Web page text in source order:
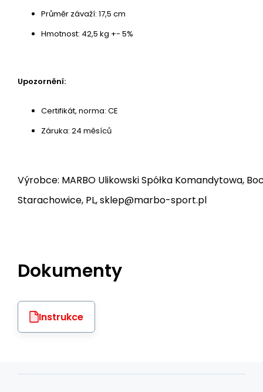
Průměr závaží: 17,5 cm
Hmotnost: 42,5 kg +- 5%
Upozornění:
Certifikát, norma: CE
Záruka: 24 měsíců
Výrobce: MARBO Ulikowski Spółka Komandytowa,
Starachowice, PL, sklep@marbo-sport.pl
Dokumenty
Instrukce